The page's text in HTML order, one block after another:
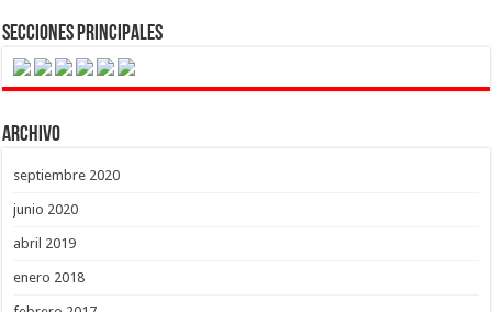
Secciones Principales
Archivo
septiembre 2020
junio 2020
abril 2019
enero 2018